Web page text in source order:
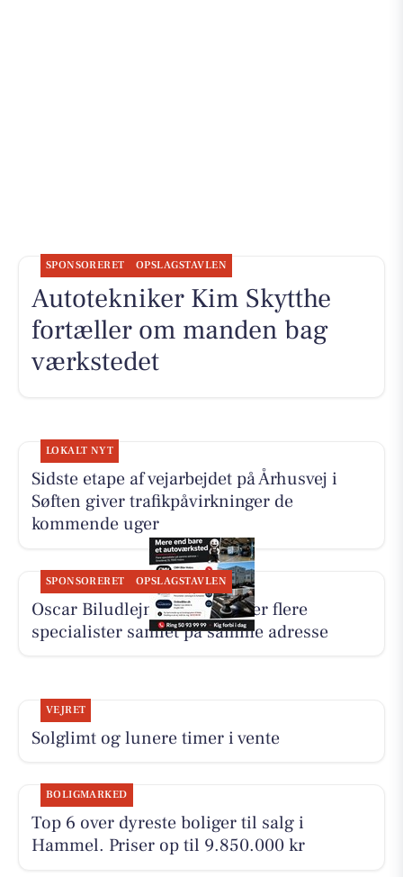
SPONSORERET OPSLAGSTAVLEN
Autotekniker Kim Skytthe
fortæller om manden bag
værkstedet
LOKALT NYT
Sidste etape af vejarbejdet på Århusvej i
Søften giver trafikpåvirkninger de
kommende uger
SPONSORERET OPSLAGSTAVLEN
Oscar Biludlejning fremhæver flere
specialister samlet på samme adresse
VEJRET
Solglimt og lunere timer i vente
BOLIGMARKED
Top 6 over dyreste boliger til salg i
Hammel. Priser op til 9.850.000 kr